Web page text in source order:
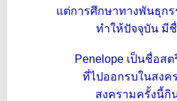
ต่การศึกษาทางพันธุกร
ทำให้ปัจจุบัน มี
Penelope เป็นชื่อส
ที่ไปออกรบในสงค
สงครามครั้งนี้กิ